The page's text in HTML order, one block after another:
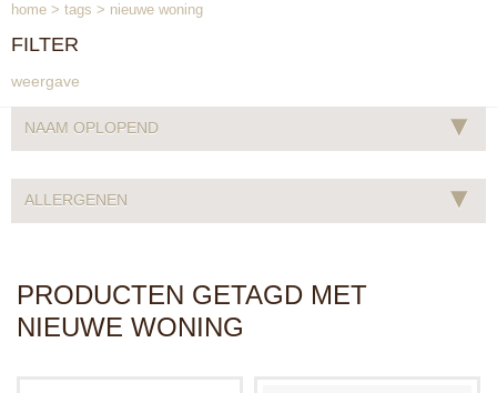
home > tags > nieuwe woning
FILTER
weergave
NAAM OPLOPEND ▾
ALLERGENEN ▾
PRODUCTEN GETAGD MET
NIEUWE WONING